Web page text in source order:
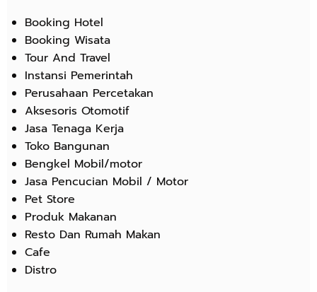
Booking Hotel
Booking Wisata
Tour And Travel
Instansi Pemerintah
Perusahaan Percetakan
Aksesoris Otomotif
Jasa Tenaga Kerja
Toko Bangunan
Bengkel Mobil/motor
Jasa Pencucian Mobil / Motor
Pet Store
Produk Makanan
Resto Dan Rumah Makan
Cafe
Distro